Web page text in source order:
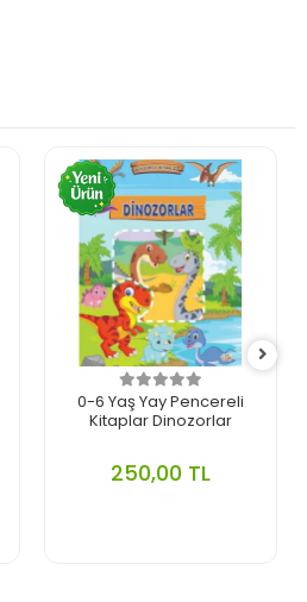
0-6 Yaş Yay Pencereli
Kitaplar Dinozorlar
250,00 TL